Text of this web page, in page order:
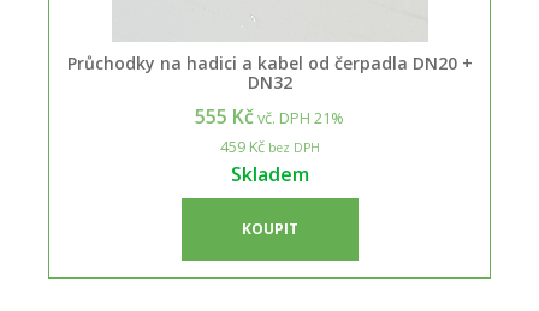
Průchodky na hadici a kabel od čerpadla DN20 +
DN32
555 Kčvč. DPH 21%
459 Kčbez DPH
Skladem
KOUPIT